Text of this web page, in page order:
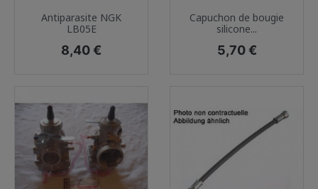
Antiparasite NGK
LB05E
Prix
8,40 €
Capuchon de bougie
silicone...
Prix
5,70 €